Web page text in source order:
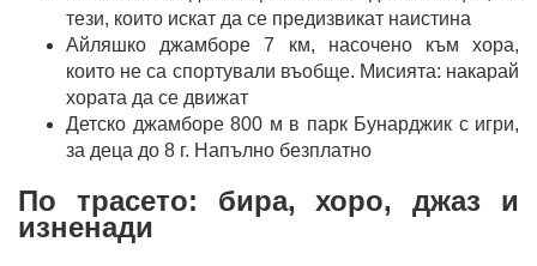
тези, които искат да се предизвикат наистина
Айляшко джамборе 7 км, насочено към хора,
които не са спортували въобще. Мисията: накарай
хората да се движат
Детско джамборе 800 м в парк Бунарджик с игри,
за деца до 8 г. Напълно безплатно
По трасето: бира, хоро, джаз и
изненади